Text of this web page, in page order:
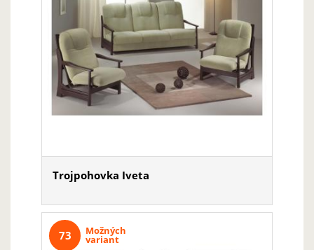
Trojpohovka Iveta
Možných
variant
73